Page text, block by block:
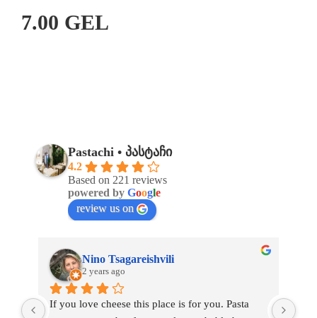
7.00 GEL
Pastachi • პასტაჩი
4.2
Based on 221 reviews
powered by Google
review us on
Nino Tsagareishvili
2 years ago
If you love cheese this place is for you. Pasta